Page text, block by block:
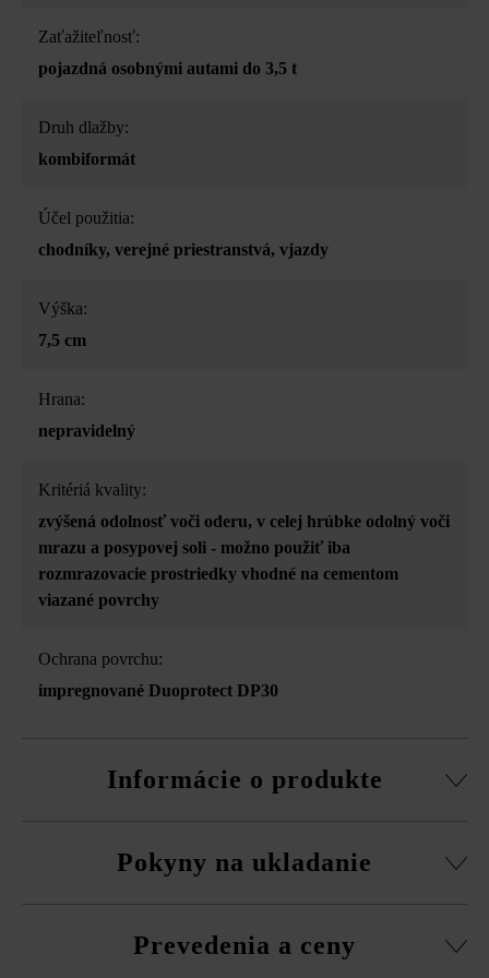
Zaťažiteľnosť:
pojazdná osobnými autami do 3,5 t
Druh dlažby:
kombiformát
Účel použitia:
chodníky, verejné priestranstvá, vjazdy
Výška:
7,5 cm
Hrana:
nepravidelný
Kritériá kvality:
zvýšená odolnosť voči oderu, v celej hrúbke odolný voči
mrazu a posypovej soli - možno použiť iba
rozmrazovacie prostriedky vhodné na cementom
viazané povrchy
Ochrana povrchu:
impregnované Duoprotect DP30
Informácie o produkte
Dodržujte prosím pokyny na inštaláciu a technické listy
Pokyny na ukladanie
z viacerých paliet a vrstiev, aby ste získali prirodzenú,
Prevedenia a ceny